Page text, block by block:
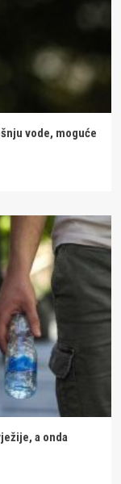
vode, moguće
a onda